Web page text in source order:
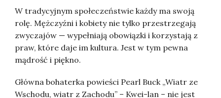
W tradycyjnym społeczeństwie każdy ma swoją
rolę. Mężczyźni i kobiety nie tylko przestrzegają
zwyczajów — wypełniają obowiązki i korzystają z
praw, które daje im kultura. Jest w tym pewna
mądrość i piękno.
Główna bohaterka powieści Pearl Buck „Wiatr ze
Wschodu, wiatr z Zachodu” – Kwei-lan – nie jest